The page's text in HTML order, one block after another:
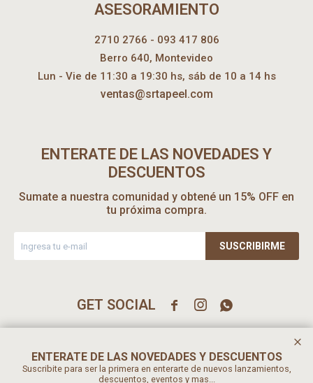
ASESORAMIENTO
2710 2766 - 093 417 806
Berro 640, Montevideo
Lun - Vie de 11:30 a 19:30 hs, sáb de 10 a 14 hs
ventas@srtapeel.com
ENTERATE DE LAS NOVEDADES Y
DESCUENTOS
Sumate a nuestra comunidad y obtené un 15% OFF en
tu próxima compra.
SUSCRIBIRME
  
ENTERATE DE LAS NOVEDADES Y DESCUENTOS
Suscribite para ser la primera en enterarte de nuevos lanzamientos,
descuentos, eventos y mas...